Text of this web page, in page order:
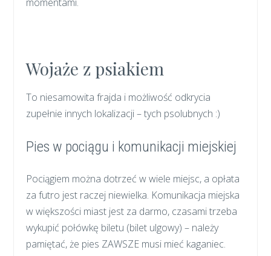
Wojaże z psiakiem
To niesamowita frajda i możliwość odkrycia
zupełnie innych lokalizacji – tych psolubnych :)
Pies w pociągu i komunikacji miejskiej
Pociągiem można dotrzeć w wiele miejsc, a opłata
za futro jest raczej niewielka. Komunikacja miejska
w większości miast jest za darmo, czasami trzeba
wykupić połówkę biletu (bilet ulgowy) – należy
pamiętać, że pies ZAWSZE musi mieć kaganiec.